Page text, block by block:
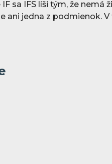
sa IFS líši tým, že nemá
ani jedna z podmienok.